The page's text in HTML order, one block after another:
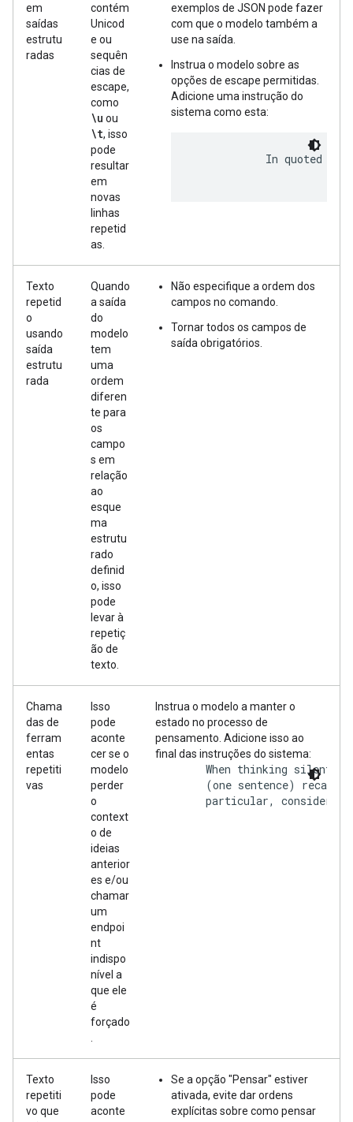
em
saídas
estrutu
radas
contém
Unicod
e ou
sequên
cias de
escape,
como
\u ou
\t, isso
pode
resultar
em
novas
linhas
repetid
as.
exemplos de JSON pode fazer
com que o modelo também a
use na saída.
Instrua o modelo sobre as
opções de escape permitidas.
Adicione uma instrução do
sistema como esta:
In quoted
Texto
repetid
o
usando
saída
estrutu
rada
Quando
a saída
do
modelo
tem
uma
ordem
diferen
te para
os
campo
s em
relação
ao
esque
ma
estrutu
rado
definid
o, isso
pode
levar à
repetiç
ão de
texto.
Não especifique a ordem dos
campos no comando.
Tornar todos os campos de
saída obrigatórios.
Chama
das de
ferram
entas
repetiti
vas
Isso
pode
aconte
cer se o
modelo
perder
o
context
o de
ideias
anterior
es e/ou
chamar
um
endpoi
nt
indispo
nível a
que ele
é
forçado
Instrua o modelo a manter o
estado no processo de
pensamento. Adicione isso ao
final das instruções do sistema:
When thinking
(one sentence) recap
particular, consider
Texto
repetiti
vo que
Isso
pode
aconte
Se a opção "Pensar" estiver
ativada, evite dar ordens
explícitas sobre como pensar